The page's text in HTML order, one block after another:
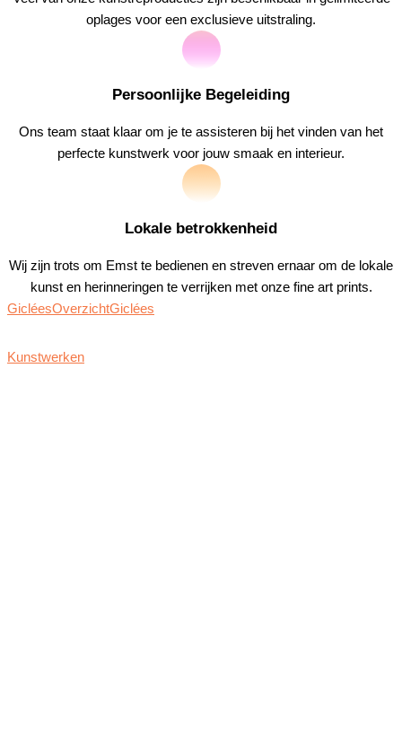
oplages voor een exclusieve uitstraling.
Persoonlijke Begeleiding
Ons team staat klaar om je te assisteren bij het vinden van het
perfecte kunstwerk voor jouw smaak en interieur.
Lokale betrokkenheid
Wij zijn trots om Emst te bedienen en streven ernaar om de lokale
kunst en herinneringen te verrijken met onze fine art prints.
GicléesOverzichtGiclées
Kunstwerken